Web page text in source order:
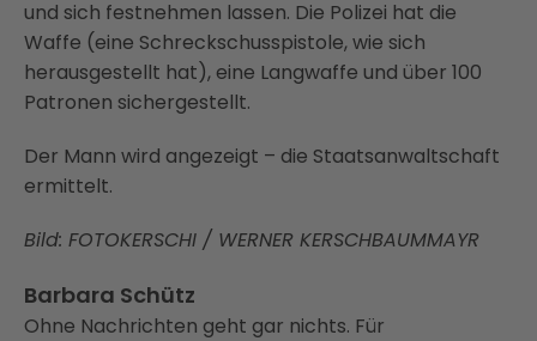
und sich festnehmen lassen. Die Polizei hat die
Waffe (eine Schreckschusspistole, wie sich
herausgestellt hat), eine Langwaffe und über 100
Patronen sichergestellt.
Der Mann wird angezeigt – die Staatsanwaltschaft
ermittelt.
Bild: FOTOKERSCHI / WERNER KERSCHBAUMMAYR
Barbara Schütz
Ohne Nachrichten geht gar nichts. Für